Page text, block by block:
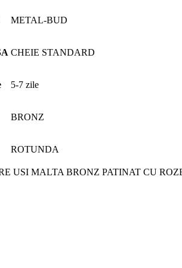
METAL-BUD
CHEIE STANDARD
5-7 zile
BRONZ
ROTUNDA
USI MALTA BRONZ PATINAT CU